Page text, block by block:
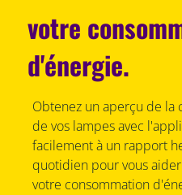
votre
d'énergie.
Obtenez un aperçu de la
de vos lampes avec
facilement à un rapport
quotidien pour vous
votre consommation